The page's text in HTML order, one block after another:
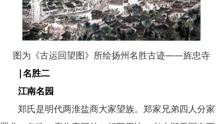
图为《古运回望图》所绘扬州名胜古迹——旌忠寺
|名胜二
江南名园
郑氏是明代两淮盐商大家望族。郑家兄弟四人分家